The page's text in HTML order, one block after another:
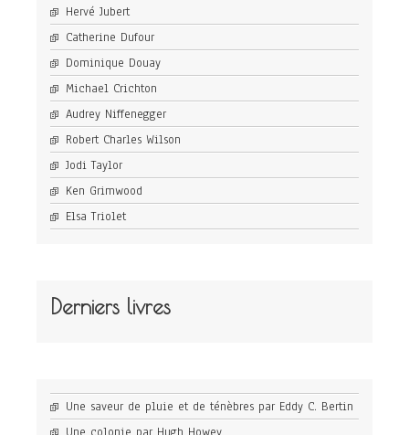
Hervé Jubert
Catherine Dufour
Dominique Douay
Michael Crichton
Audrey Niffenegger
Robert Charles Wilson
Jodi Taylor
Ken Grimwood
Elsa Triolet
Derniers livres
Une saveur de pluie et de ténèbres par Eddy C. Bertin